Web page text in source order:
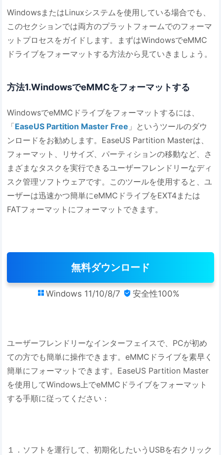
WindowsまたはLinuxシステムを使用している場合でも、
このセクションでは両方のプラットフォームでのフォーマ
ットプロセスをガイドします。まずはWindowsでeMMC
ドライブをフォーマットする方法から見ていきましょう。
方法1.WindowsでeMMCをフォーマットする
WindowsでeMMCドライブをフォーマットするには、
「EaseUS Partition Master Free 」というツールのダウ
ンロードをお勧めします。EaseUS Partition Masterは、
フォーマット、リサイズ、パーティションの移動など、さ
まざまなタスクを実行できるユーザーフレンドリーなディ
スク管理ソフトウェアです。このツールを使用すると、ユ
ーザーは迅速かつ簡単にeMMCドライブをEXT4または
FATフォーマットにフォーマットできます。
無料ダウンロード
 Windows 11/10/8/7  安全性100%
ユーザーフレンドリーなインターフェイスで、PCが初め
ての方でも簡単に操作できます。eMMCドライブを素早く
簡単にフォーマットできます。EaseUS Partition Master
を使用してWindows上でeMMCドライブをフォーマット
する手順に従ってください：
１．ソフトを運行して、初期化したいうUSBを右クリック